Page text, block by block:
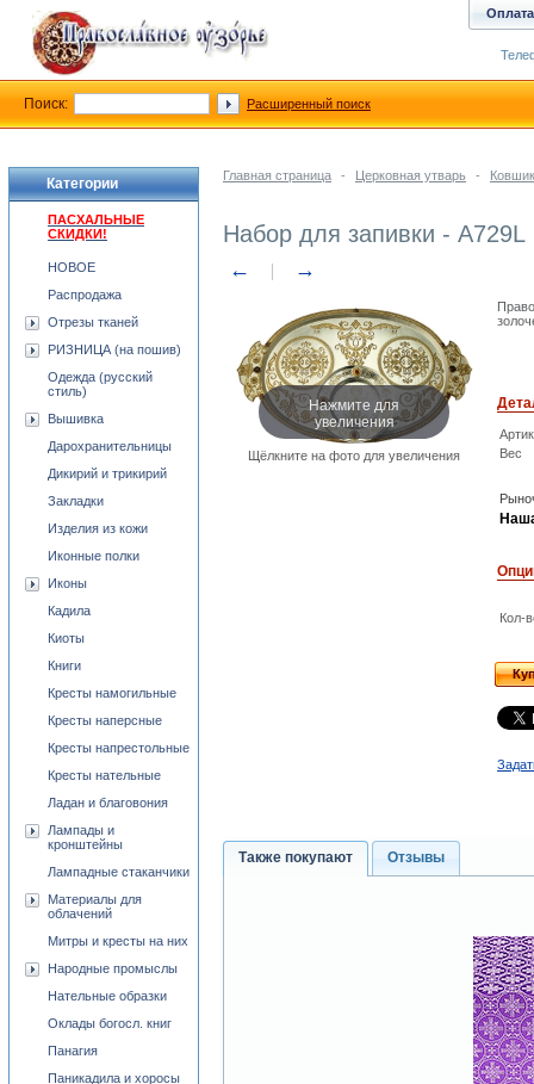
Главная страница - Церковная утварь -
Набор для запивки - A729L
← →
Нажмите для
увеличения
Щёлкните на фото для увеличения
Вес
Кол-
Также покупают Отзывы
Категории
ПАСХАЛЬНЫЕ
СКИДКИ!
НОВОЕ
Распродажа
Отрезы тканей
РИЗНИЦА (на пошив)
Одежда (русский
стиль)
Вышивка
Дарохранительницы
Дикирий и трикирий
Закладки
Изделия из кожи
Иконные полки
Иконы
Кадила
Киоты
Книги
Кресты намогильные
Кресты наперсные
Кресты напрестольные
Кресты нательные
Ладан и благовония
Лампады и
кронштейны
Лампадные стаканчики
Материалы для
облачений
Митры и кресты на них
Народные промыслы
Нательные образки
Оклады богосл. книг
Панагия
Паникадила и хоросы
Оплата
Поиск: Расширенный поиск